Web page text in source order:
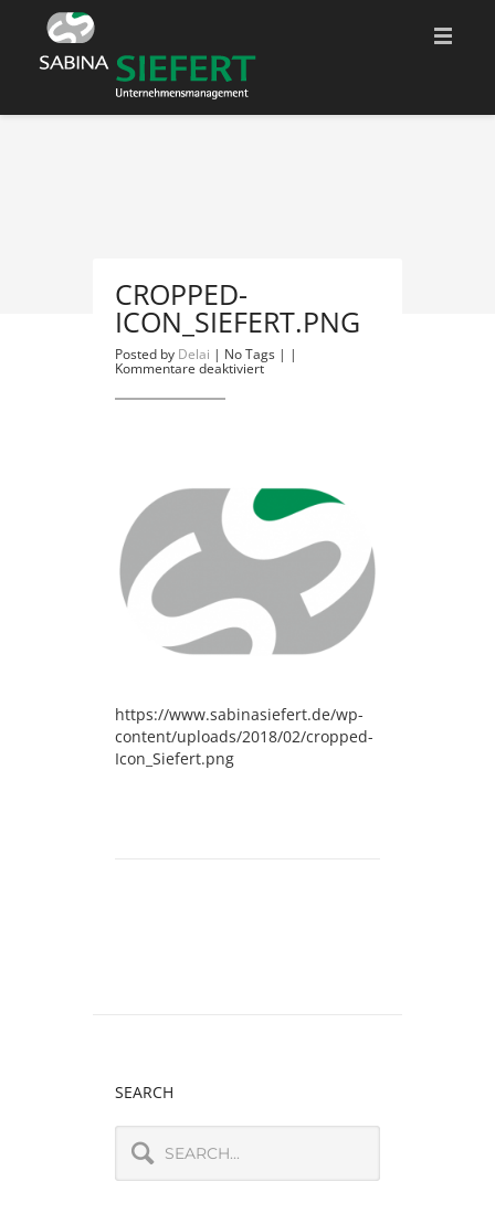
FACHBEREICHECROPPED-
ICON_SIEFERT.PNG
Posted by Delai | No Tags | |
Kommentare deaktiviertfür
https://www.sabinasiefert.de/wp-
content/uploads/2018/02/cropped-
Icon_Siefert.png
SEARCH